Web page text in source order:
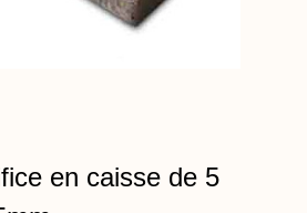
en caisse de 5